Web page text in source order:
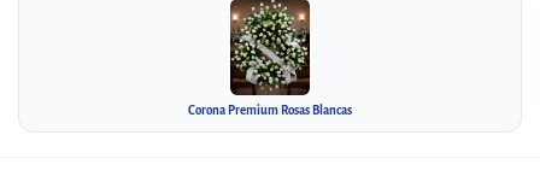
Corona Premium Rosas Blancas